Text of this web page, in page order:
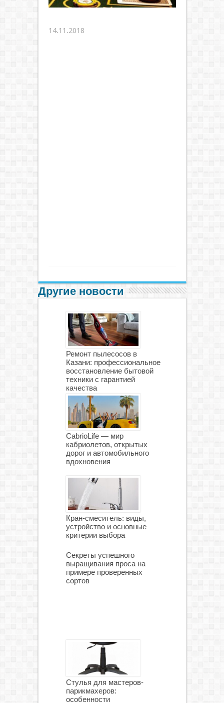
14.11.2018
Другие новости
Ремонт пылесосов в
Казани: профессиональное
восстановление бытовой
техники с гарантией
качества
CabrioLife — мир
кабриолетов, открытых
дорог и автомобильного
вдохновения
Кран-смеситель: виды,
устройство и основные
критерии выбора
Секреты успешного
выращивания проса на
примере проверенных
сортов
Стулья для мастеров-
парикмахеров:
особенности